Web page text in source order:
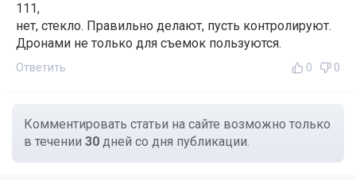
111,
нет, стекло. Правильно делают, пусть контролируют.
Дронами не только для съемок пользуются.
Ответить 0 0
Комментировать статьи на сайте возможно только
в течении 30 дней со дня публикации.